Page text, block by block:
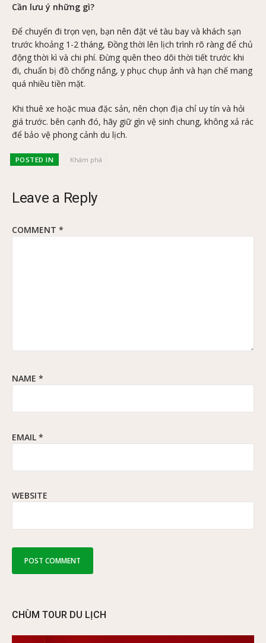
Cần lưu ý những gì?
Để chuyến đi trọn vẹn, bạn nên đặt vé tàu bay và khách sạn
trước khoảng 1-2 tháng, Đồng thời lên lịch trình rõ ràng để chủ
động thời kì và chi phí. Đừng quên theo dõi thời tiết trước khi
đi, chuẩn bị đồ chống nắng, y phục chụp ảnh và hạn chế mang
quá nhiều tiền mặt.
Khi thuê xe hoặc mua đặc sản, nên chọn địa chỉ uy tín và hỏi
giá trước. bên cạnh đó, hãy giữ gìn vệ sinh chung, không xả rác
để bảo vệ phong cảnh du lịch.
POSTED IN Khám phá
Leave a Reply
COMMENT *
NAME *
EMAIL *
WEBSITE
CHÙM TOUR DU LỊCH